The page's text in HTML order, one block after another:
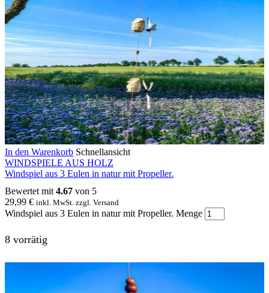
In den Warenkorb Schnellansicht
WINDSPIELE AUS HOLZ
Windspiel aus 3 Eulen in natur mit Propeller.
Bewertet mit 4.67 von 5
29,99 € inkl. MwSt. zzgl. Versand
Windspiel aus 3 Eulen in natur mit Propeller. Menge
8 vorrätig